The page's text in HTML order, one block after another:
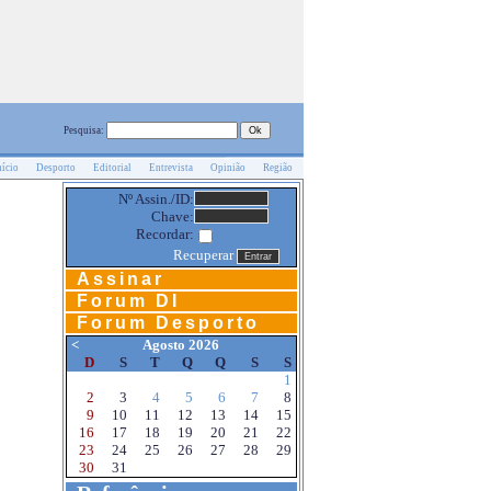
Pesquisa:
Desporto Editorial Entrevista Opinião Região
Nº Assin./ID:
Chave:
Recordar:
Recuperar
Assinar
Forum DI
Forum Desporto
<
Agosto 2026
D
S T Q Q S
S
1
2
3 4 5 6 7
8
9
10 11 12 13 14
15
16
17 18 19 20 21
22
23
24 25 26 27 28
29
30
31